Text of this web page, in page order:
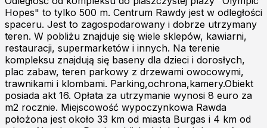
Hopes" to tylko 500 m. Centrum Rawdy jest w odległości
spaceru. Jest to zagospodarowany i dobrze utrzymany
teren. W pobliżu znajduje się wiele sklepów, kawiarni,
restauracji, supermarketów i innych. Na terenie
kompleksu znajdują się baseny dla dzieci i dorosłych,
plac zabaw, teren parkowy z drzewami owocowymi,
trawnikami i klombami. Parking,ochrona,kamery.Obiekt
posiada akt 16. Opłata za utrzymanie wynosi 8 euro za
m2 rocznie. Miejscowość wypoczynkowa Rawda
położona jest około 33 km od miasta Burgas i 4 km od